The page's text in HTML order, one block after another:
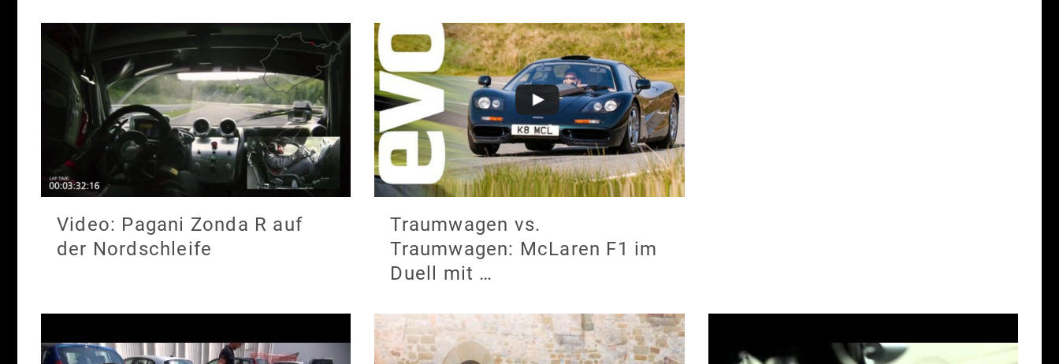
Video: Pagani Zonda R auf
der Nordschleife
Traumwagen vs.
Traumwagen: McLaren F1 im
Duell mit …